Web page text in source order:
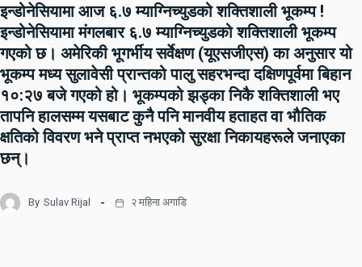
इन्डोनेसियामा आज ६.७ म्याग्निच्युडको शक्तिशाली भूकम्प !
इन्डोनेसियामा मंगलबार ६.७ म्याग्निच्युडको शक्तिशाली भूकम्प
गएको छ। अमेरिकी भूगर्भीय सर्वेक्षण (यूएसजीएस) का अनुसार यो
भूकम्प मध्य सुलावेसी प्रान्तको पालु सहरभन्दा दक्षिणपूर्वमा बिहान
१०:२७ बजे गएको हो। भूकम्पको झड्का निकै शक्तिशाली भए
तापनि हालसम्म यसबाट कुनै पनि मानवीय हताहत वा भौतिक
क्षतिको विवरण भने प्राप्त नभएको सुरक्षा निकायहरूले जनाएका
छन्।
By Sulav Rijal २ महिना अगाडि